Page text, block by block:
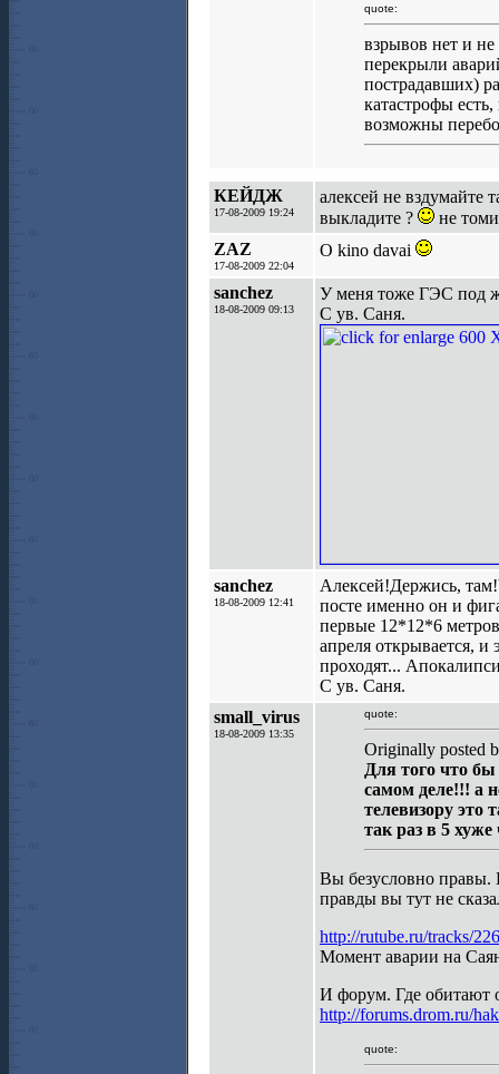
quote:
взрывов нет и
перекрыли
пострадавших)
катастрофы
возможны
КЕЙДЖ
17-08-2009 19:24
алексей не вздумайте
выкладите ?
не
ZAZ
17-08-2009 22:04
O kino davai
sanchez
18-08-2009 09:13
У меня тоже ГЭС под
С ув. Саня.
sanchez
18-08-2009 12:41
Алексей!Держись,
посте именно он и
первые 12*12*6
апреля открывается,
проходят...
С ув. Саня.
small_virus
18-08-2009 13:35
quote:
Originally posted
Для того что бы
самом деле!!! а
телевизору это
так раз в 5
Вы безусловно правы.
правды вы тут не
http://rutube.ru/tracks/
Момент аварии на
И форум. Где обитают
http://forums.drom.ru/
quote: